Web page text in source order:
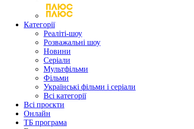
Категорії
Реаліті-шоу
Розважальні шоу
Новини
Серіали
Мультфільми
Фільми
Українські фільми і серіали
Всі категорії
Всі проєкти
Онлайн
ТБ програма